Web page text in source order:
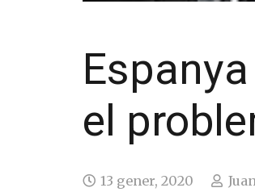
el
13 gener, 2020